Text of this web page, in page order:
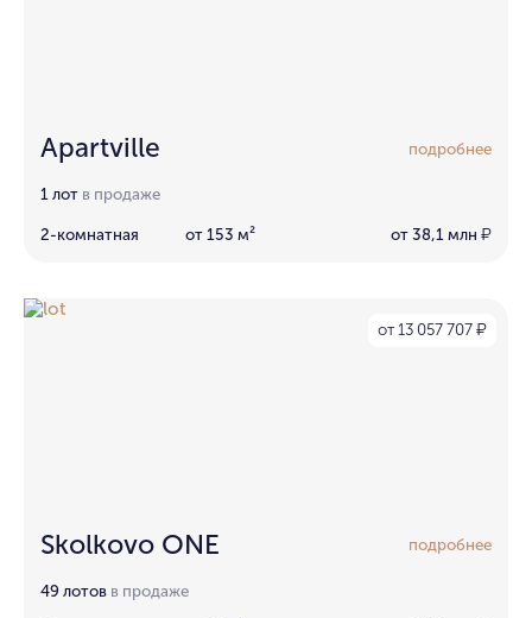
Apartville подробнее
1 лот в продаже
2-комнатная от 153 м² от 38,1 млн ₽
от 13 057 707 ₽
Skolkovo ONE подробнее
49 лотов в продаже